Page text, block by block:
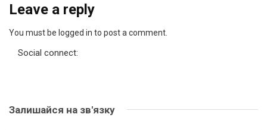
Leave a reply
You must be logged in to post a comment.
Social connect:
Залишайся на зв'язку